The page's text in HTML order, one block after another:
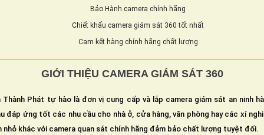
Bảo Hành camera chính hãng
Chiết khấu camera giám sát 360 tốt nhất
Cam kết hàng chính hãng chất lượng
GIỚI THIỆU CAMERA GIÁM SÁT 360
Thành Phát tự hào là đơn vị cung cấp và lắp camera giám sát an ninh
đáp ứng tốt các nhu cầu cho nhà ở, cửa hàng, văn phòng hay các xí
nhỏ khác với camera quan sát chính hãng đảm bảo chất lượng tuyệt đối.